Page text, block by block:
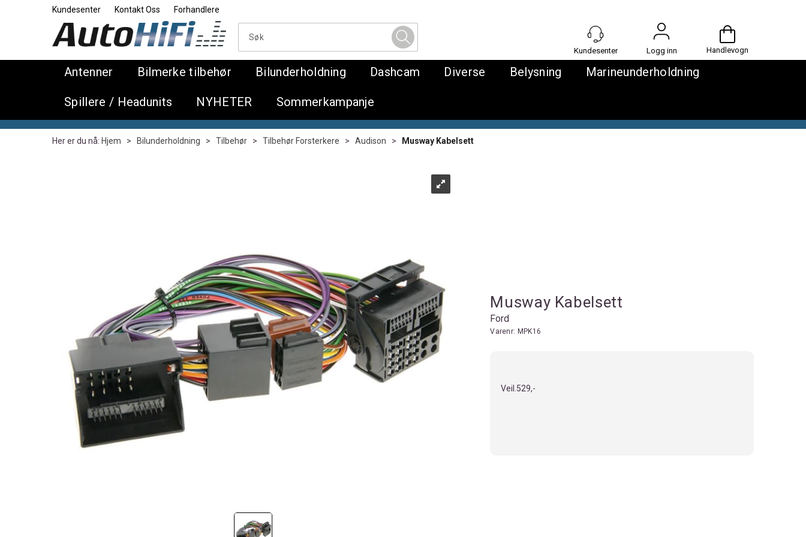
Kundesenter Kontakt Oss Forhandlere
Logg inn Handlevogn
Antenner Bilmerke tilbehør Bilunderholdning Dashcam Diverse Belysning Marineunderholdning
Spillere / Headunits NYHETER Sommerkampanje
Her er du nå: Hjem > Bilunderholdning > Tilbehør > Tilbehør Forsterkere > Audison > Musway Kabelsett
Musway Kabelsett
Ford
Varenr: MPK16
Veil. 529,-